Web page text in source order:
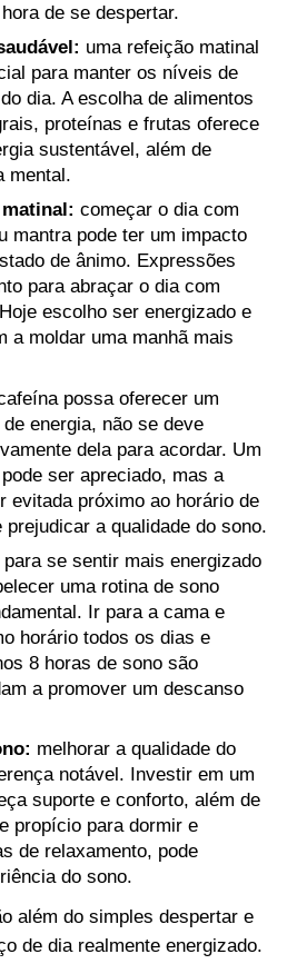
de se despertar.
uma refeição matinal
para manter os níveis de
dia. A escolha de alimentos
proteínas e frutas oferece
sustentável, além de
mental.
começar o dia com
mantra pode ter um impacto
de ânimo. Expressões
para abraçar o dia com
escolho ser energizado e
a moldar uma manhã mais
possa oferecer um
energia, não se deve
dela para acordar. Um
ser apreciado, mas a
evitada próximo ao horário de
prejudicar a qualidade do sono.
para se sentir mais energizado
uma rotina de sono
Ir para a cama e
horário todos os dias e
8 horas de sono são
a promover um descanso
melhorar a qualidade do
notável. Investir em um
suporte e conforto, além de
propício para dormir e
de relaxamento, pode
do sono.
além do simples despertar e
de dia realmente energizado.